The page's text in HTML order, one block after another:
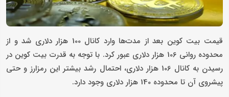
قیمت بیت کوین بعد از مدت‌ها وارد کانال 100 هزار دلاری شد و از
محدوده روانی 106 هزار دلاری عبور کرد. با توجه به قدرت بیت کوین در
رسیدن به کانال 106 هزار دلاری، احتمال رشد بیشتر این رمزارز و حتی
پیشروی آن تا محدوده 140 هزار دلاری وجود دارد.